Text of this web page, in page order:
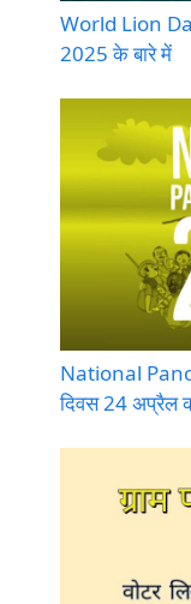
World Lion
2025 के बारे में
National
दिवस 24 अप्रैल